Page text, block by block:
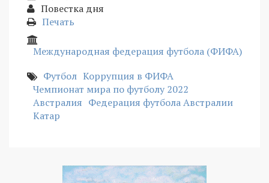
Повестка дня
Печать
Международная федерация футбола (ФИФА)
Футбол Коррупция в ФИФА
Чемпионат мира по футболу 2022
Австралия Федерация футбола Австралии
Катар